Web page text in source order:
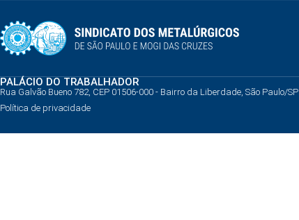
PALÁCIO DO TRABALHADOR
Rua Galvão Bueno 782, CEP 01506-000 - Bairro da Liberdade, São Paulo/SP
Política de privacidade